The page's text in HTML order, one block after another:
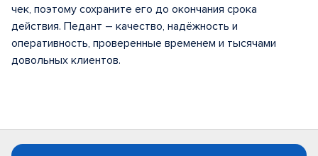
чек, поэтому сохраните его до окончания срока
действия. Педант – качество, надёжность и
оперативность, проверенные временем и тысячами
довольных клиентов.